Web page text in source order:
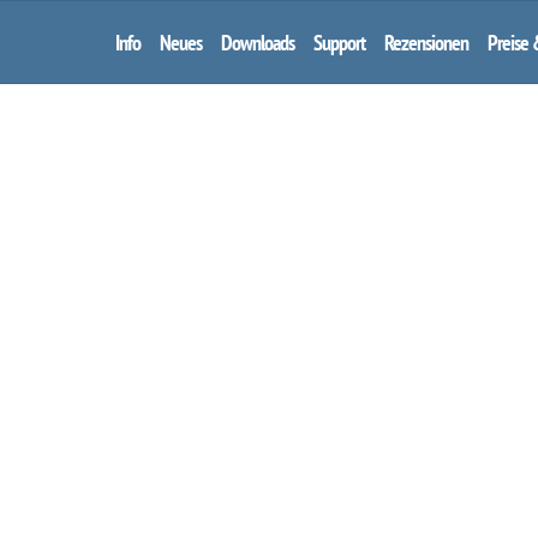
Info Neues Downloads Support Rezensionen Preise